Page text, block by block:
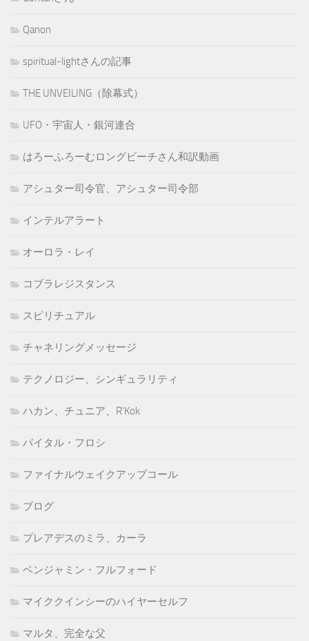
Qanon
spiritual-lightさんの記事
THE UNVEILING（除幕式）
UFO・宇宙人・銀河連合
はろーふろーむロングビーチさん和訳動画
アシュター司令官、アシュター司令部
インテルアラート
オーロラ・レイ
コブラレジスタンス
スピリチュアル
チャネリングメッセージ
テクノロジー、シンギュラリティ
ハカン、チュニア、R'Kok
バイタル・フロシ
ファイナルウェイクアップコール
ブログ
プレアデスのミラ、カーラ
ベンジャミン・フルフォード
マイククインシーのハイヤーセルフ
マルタ、完全な父